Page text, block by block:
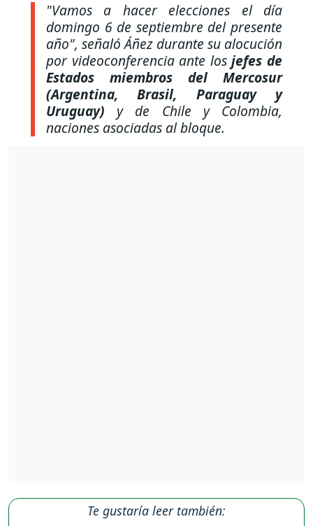
"Vamos a hacer elecciones el día
domingo 6 de septiembre del presente
año", señaló Áñez durante su alocución
por videoconferencia ante losjefes de
Estados miembros del Mercosur
(Argentina, Brasil, Paraguay y
Uruguay) y de Chile y Colombia,
naciones asociadas al bloque.
Te gustaría leer también: